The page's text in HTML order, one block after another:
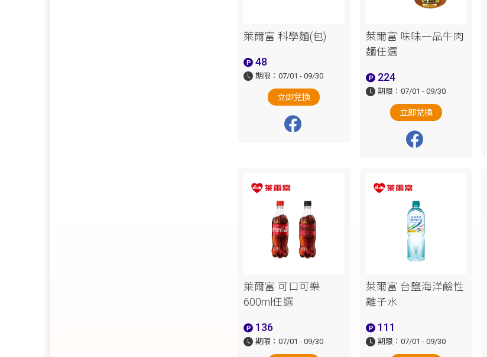
萊爾富 科學麵(包)
48
期限：07/01 - 09/30
立即兌換
萊爾富 味味一品牛肉
麵任選
224
期限：07/01 - 09/30
立即兌換
萊爾富 可口可樂
600ml任選
136
期限：07/01 - 09/30
萊爾富 台鹽海洋鹼性
離子水
111
期限：07/01 - 09/30